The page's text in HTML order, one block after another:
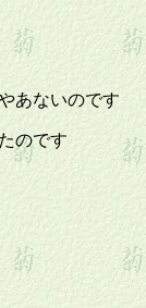
ないのです
のです